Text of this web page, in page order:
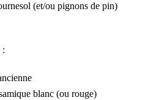
(et/ou pignons de pin)
:
blanc (ou rouge)